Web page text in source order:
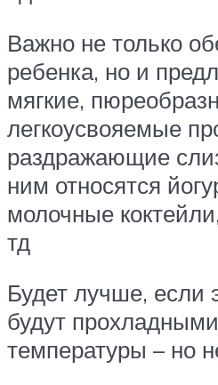
Важно не только
ребенка, но и
мягкие,
легкоусвояемые
раздражающие
ним относятся
молочные
тд
Будет лучше, если
будут
температуры – но